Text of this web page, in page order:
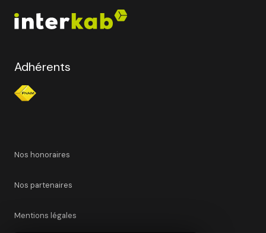
Adhérents
Nos honoraires
Nos partenaires
Mentions légales